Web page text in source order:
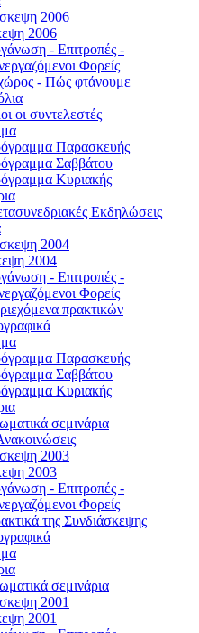
2006
2006
- Επιτροπές -
Φορείς
- Πώς φτάνουμε
οι συντελεστές
Παρασκευής
Σαββάτου
Κυριακής
Εκδηλώσεις
2004
2004
- Επιτροπές -
Φορείς
πρακτικών
Παρασκευής
Σαββάτου
Κυριακής
σεμινάρια
2003
2003
- Επιτροπές -
Φορείς
της Συνδιάσκεψης
σεμινάρια
2001
2001